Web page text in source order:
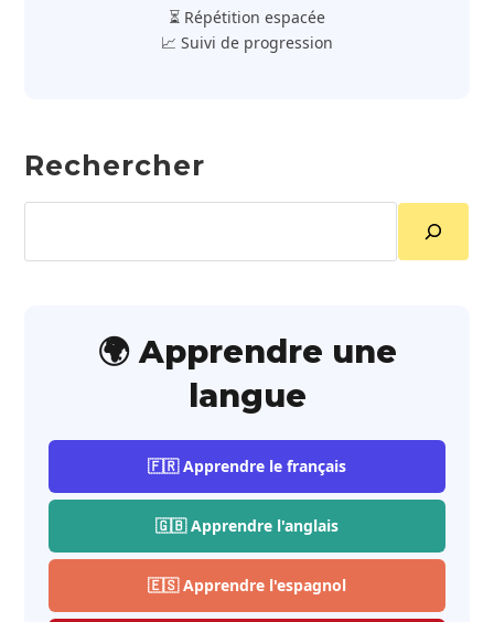
⏳ Répétition espacée
📈 Suivi de progression
Rechercher
🌍 Apprendre une
langue
🇫🇷 Apprendre le français
🇬🇧 Apprendre l'anglais
🇪🇸 Apprendre l'espagnol